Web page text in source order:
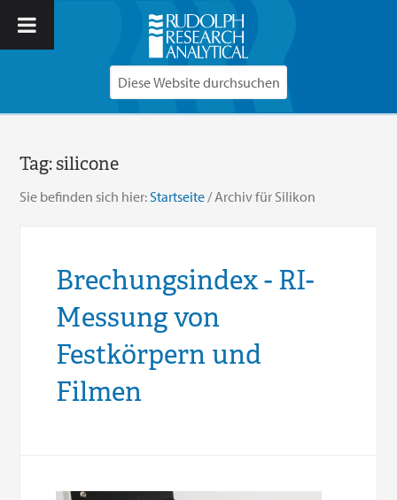
Tag:silicone
Sie befinden sich hier: Startseite /Archiv für Silikon
Brechungsindex - RI-
Messung von
Festkörpern und
Filmen